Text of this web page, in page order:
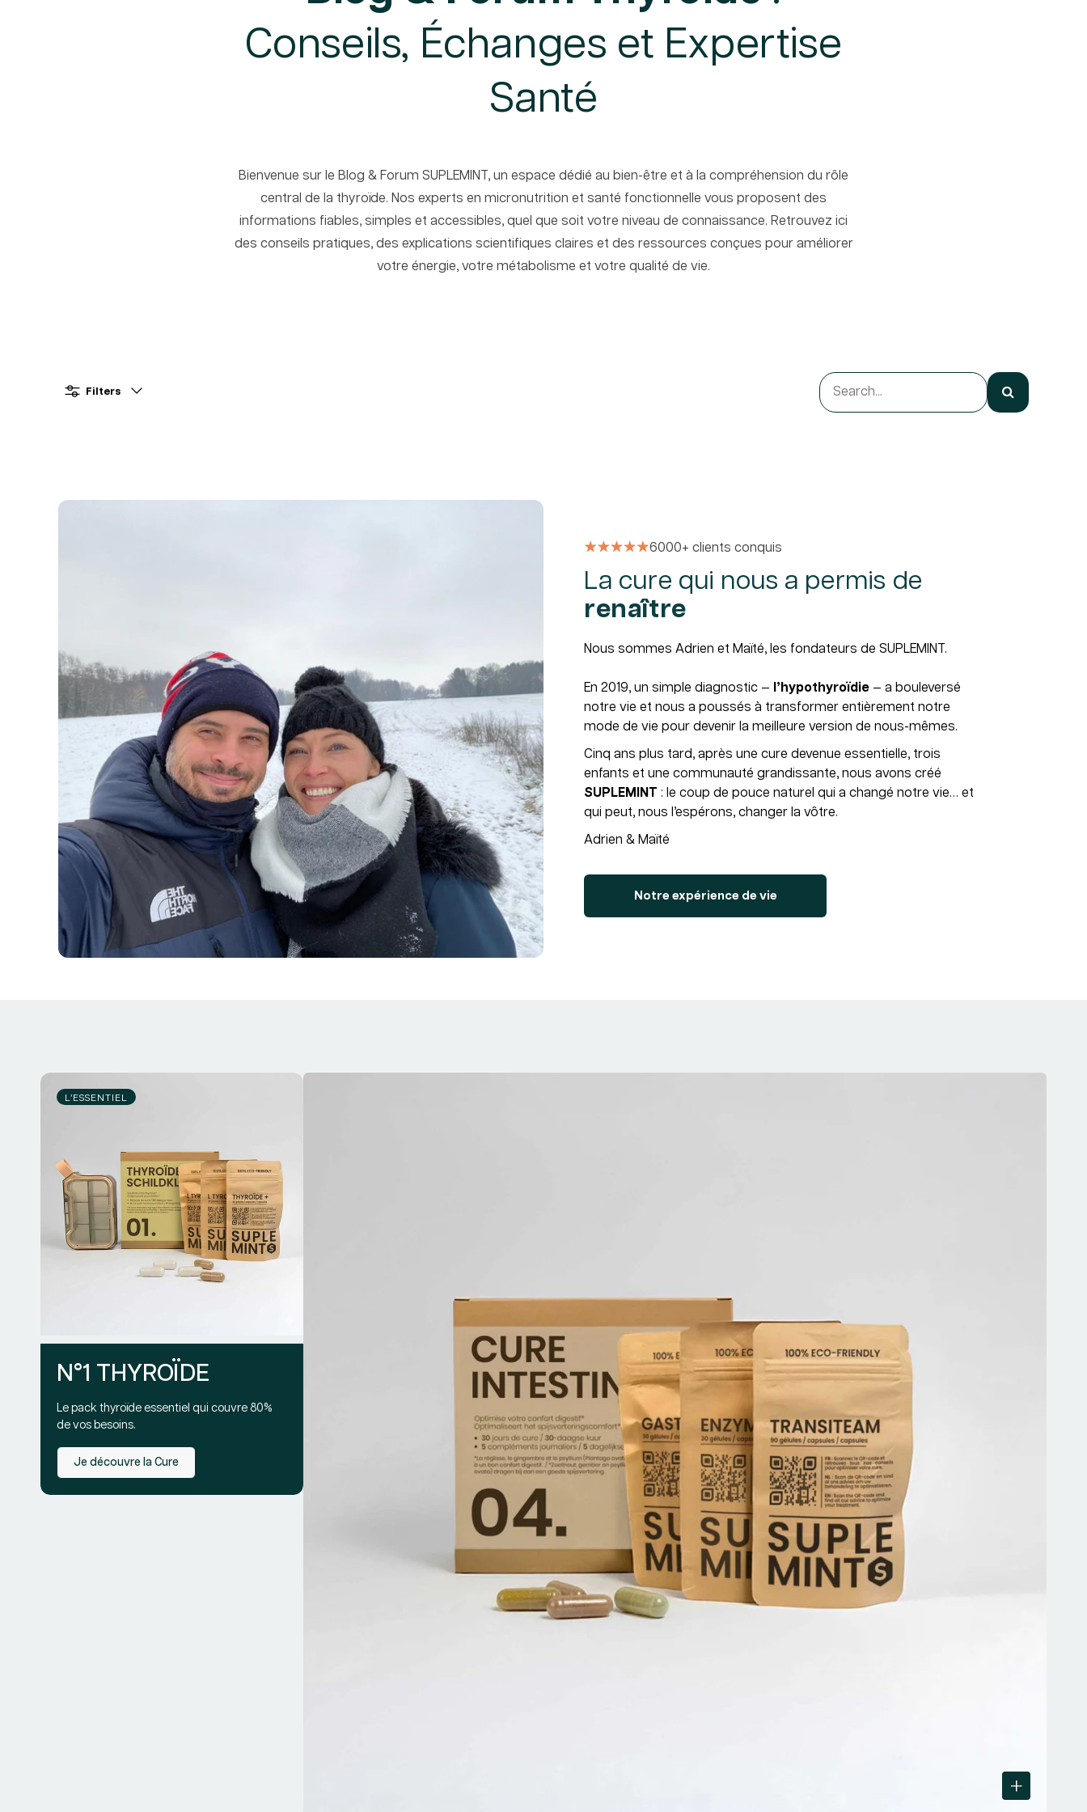
Conseils, Échanges et Expertise
Santé
Bienvenue sur le Blog & Forum SUPLEMINT, un espace dédié au bien-être et à la compréhension du rôle
central de la thyroïde. Nos experts en micronutrition et santé fonctionnelle vous proposent des
informations fiables, simples et accessibles, quel que soit votre niveau de connaissance. Retrouvez ici
des conseils pratiques, des explications scientifiques claires et des ressources conçues pour améliorer
votre énergie, votre métabolisme et votre qualité de vie.
Filters
6000+ clients conquis
La cure qui nous a permis de
renaître
Nous sommes Adrien et Maïté, les fondateurs de SUPLEMINT.
En 2019, un simple diagnostic — l’hypothyroïdie — a bouleversé
notre vie et nous a poussés à transformer entièrement notre
mode de vie pour devenir la meilleure version de nous-mêmes.
Cinq ans plus tard, après une cure devenue essentielle, trois
enfants et une communauté grandissante, nous avons créé
SUPLEMINT : le coup de pouce naturel qui a changé notre vie… et
qui peut, nous l’espérons, changer la vôtre.
Adrien & Maïté
Notre expérience de vie
L’ESSENTIEL
N°1 THYROÏDE
Le pack thyroïde essentiel qui couvre 80%
de vos besoins.
Je découvre la Cure